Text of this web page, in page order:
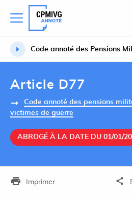
Code annoté des Pensions
Article D77
Code annoté des pensions
victimes de guerre
ABROGÉ À LA DATE DU 01/01/
Imprimer